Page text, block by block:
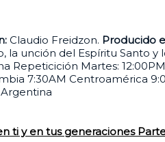
Claudio Freidzon. Producido
la unción del Espíritu Santo y
Repeticición Martes:
7:30AM Centroamérica
ti y en tus generaciones